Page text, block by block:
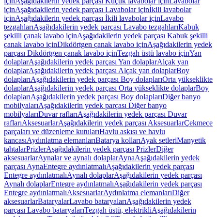
içinAşağıdakilerin yedek parçası Lavabolar içinİkili lavabolar
içinAşağıdakilerin yedek parçası İkili lavabolar içinLavabo
tezgahlarıAşağıdakilerin yedek parçası Lavabo tezgahlarıKabuk
şekilli çanak lavabo içinAşağıdakilerin yedek parçası Kabuk şekilli
çanak lavabo içinDikdörtgen çanak lavabo içinAşağıdakilerin yedek
parçası Dikdörtgen çanak lavabo içinTezgah üstü lavabo içinYan
dolaplarAşağıdakilerin yedek parçası Yan dolaplarAlçak yan
dolaplarAşağıdakilerin yedek parçası Alçak yan dolaplarBoy
dolaplarıAşağıdakilerin yedek parçası Boy dolaplarıOrta yükseklikte
dolaplarAşağıdakilerin yedek parçası Orta yükseklikte dolaplarBoy
dolaplarıAşağıdakilerin yedek parçası Boy dolaplarıDiğer banyo
mobilyalarıAşağıdakilerin yedek parçası Diğer banyo
mobilyalarıDuvar raflarıAşağıdakilerin yedek parçası Duvar
raflarıAksesuarlarAşağıdakilerin yedek parçası AksesuarlarÇekmece
parçaları ve düzenleme kutularıHavlu askısı ve havlu
kancasıAydınlatma elemanlarıBatarya kollarıAyak setleriManyetik
tahtalarPrizlerAşağıdakilerin yedek parçası PrizlerDiğer
aksesuarlarAynalar ve aynalı dolaplarAynaAşağıdakilerin yedek
parçası AynaEntegre aydınlatmalıAşağıdakilerin yedek parçası
Entegre aydınlatmalıAynalı dolaplarAşağıdakilerin yedek parçası
Aynalı dolaplarEntegre aydınlatmalıAşağıdakilerin yedek parçası
Entegre aydınlatmalıAksesuarlarAydınlatma elemanlarıDiğer
aksesuarlarBataryalarLavabo bataryalarıAşağıdakilerin yedek
parçası Lavabo bataryalarıTezgah üstü, elektrikliAşağıdakilerin